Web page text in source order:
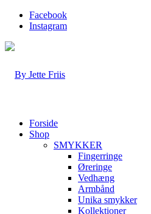
Facebook
Instagram
Forside
Shop
SMYKKER
Fingerringe
Øreringe
Vedhæng
Armbånd
Unika smykker
Kollektioner